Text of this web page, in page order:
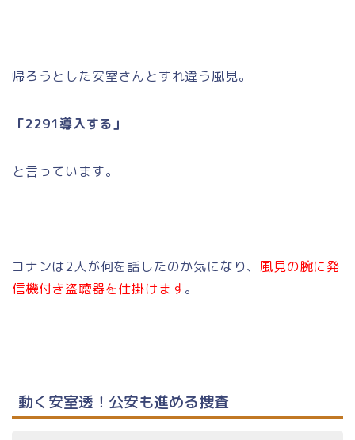
帰ろうとした安室さんとすれ違う風見。
「2291導入する」
と言っています。
コナンは2人が何を話したのか気になり、風見の腕に発
信機付き盗聴器を仕掛けます。
動く安室透！公安も進める捜査